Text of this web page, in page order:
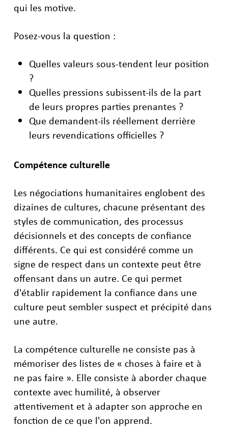
qui les motive.
Posez-vous la question :
Quelles valeurs sous-tendent leur position
?
Quelles pressions subissent-ils de la part
de leurs propres parties prenantes ?
Que demandent-ils réellement derrière
leurs revendications officielles ?
Compétence culturelle
Les négociations humanitaires englobent des
dizaines de cultures, chacune présentant des
styles de communication, des processus
décisionnels et des concepts de confiance
différents. Ce qui est considéré comme un
signe de respect dans un contexte peut être
offensant dans un autre. Ce qui permet
d'établir rapidement la confiance dans une
culture peut sembler suspect et précipité dans
une autre.
La compétence culturelle ne consiste pas à
mémoriser des listes de « choses à faire et à
ne pas faire ». Elle consiste à aborder chaque
contexte avec humilité, à observer
attentivement et à adapter son approche en
fonction de ce que l'on apprend.